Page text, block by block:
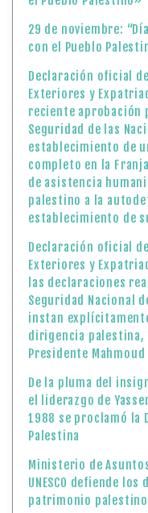
29 de noviembre:
con el Pueblo
Declaración oficial
Exteriores y
reciente aprobación
Seguridad de las
establecimiento de
completo en la
de asistencia
palestino a la
establecimiento de
Declaración oficial
Exteriores y
las declaraciones
Seguridad Nacional
instan
dirigencia palestina,
Presidente Mahmoud
De la pluma del
el liderazgo de
1988 se proclamó la
Palestina
Ministerio de
UNESCO defiende
patrimonio